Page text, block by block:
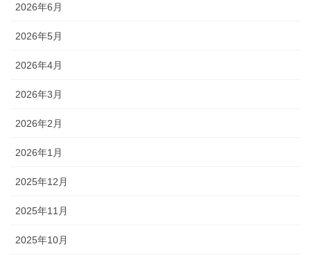
2026年6月
2026年5月
2026年4月
2026年3月
2026年2月
2026年1月
2025年12月
2025年11月
2025年10月